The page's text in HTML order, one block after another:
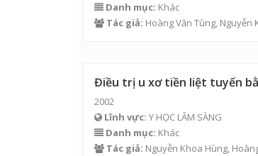
Danh mục: Khác
Tác giả: Hoàng Văn Tùng, Nguyễn
Điều trị u xơ tiền liệt tuyến
2002
Lĩnh vực: Y HỌC LÂM SÀNG
Danh mục: Khác
Tác giả: Nguyễn Khoa Hùng,